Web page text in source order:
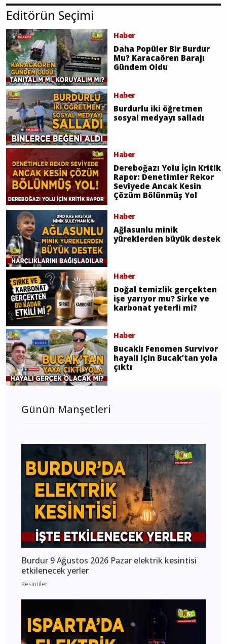
Editörün Seçimi
Haber
Daha Popüler Bir Burdur
Mu? Karacaören Barajı
Gündem Oldu
Haber
Burdurlu iki öğretmen
sosyal medyayı salladı
Haber
Dereboğazı Yolu İçin Kritik
Rapor: Denetimler Rekor
Seviyede Ancak Kesin
Çözüm Bölünmüş Yol
Haber
Ağlasunlu minik
yüreklerden büyük destek
Haber
Doğal temizlik gerçekten
işe yarıyor mu? Sirke ve
karbonat yeterli mi?
Haber
Bucaklı Fenomen Survivor
hayali için Bucak’tan yola
çıktı
Günün Manşetleri
Burdur 9 Ağustos 2026 Pazar elektrik kesintisi
etkilenecek yerler
Kesintiler